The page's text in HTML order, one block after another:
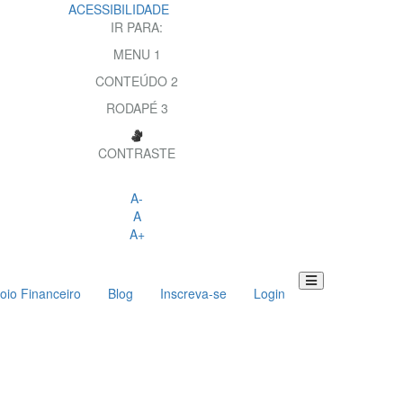
ACESSIBILIDADE
IR PARA:
MENU 1
CONTEÚDO 2
RODAPÉ 3
CONTRASTE
A-
A
A+
Financeiro Blog Inscreva-se Login
Toggle